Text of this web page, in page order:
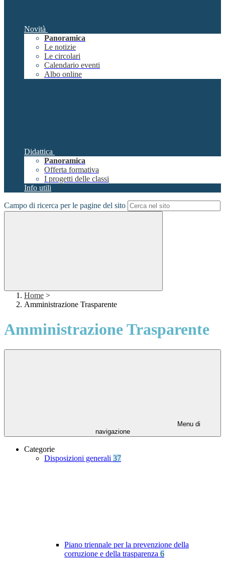
Novità
Panoramica
Le notizie
Le circolari
Calendario eventi
Albo online
Didattica
Panoramica
Offerta formativa
I progetti delle classi
Info utili
Campo di ricerca per le pagine del sito
Home >
Amministrazione Trasparente
Amministrazione Trasparente
Menu di
navigazione
Categorie
Disposizioni generali 37
Piano triennale per la prevenzione della
corruzione e della trasparenza 6